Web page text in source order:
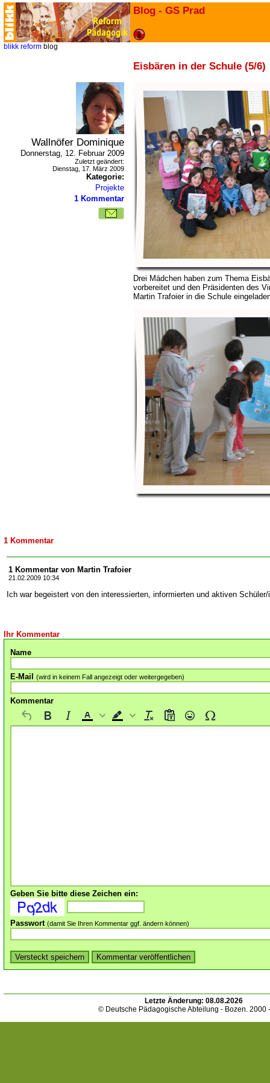
Blog - GS Prad
blikk reform blog
Eisbären in der Schule (5/6)
Wallnöfer Dominique
Donnerstag, 12. Februar 2009
Zuletzt geändert:
Dienstag, 17. März 2009
Kategorie:
Projekte
1 Kommentar
Drei Mädchen haben zum Thema
vorbereitet und den Präsidenten des
Martin Trafoier in die Schule
1 Kommentar
1 Kommentar von Martin Trafoier
21.02.2009 10:34
Ich war begeistert von den interessierten, informierten und aktiven Schüler/
Ihr Kommentar
Name
E-Mail (wird in keinem Fall angezeigt oder weitergegeben)
Kommentar
Geben Sie bitte diese Zeichen ein:
Passwort (damit Sie Ihren Kommentar ggf. ändern können)
Letzte Änderung: 08.08.2026
© Deutsche Pädagogische Abteilung - Bozen. 2000